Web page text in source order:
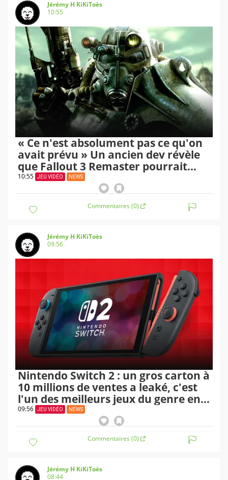
Jérémy H KiKiToès
10:55
« Ce n'est absolument pas ce qu'on
avait prévu » Un ancien dev révèle
que Fallout 3 Remaster pourrait
corriger l'un des plus grands regrets
de l'équipe
10:55 JEU VIDÉO NEWS
Commentaires (0)
Jérémy H KiKiToès
09:56
Nintendo Switch 2 : un gros carton à
10 millions de ventes a leaké, c'est
l'un des meilleurs jeux du genre en
ce moment
09:56 JEU VIDÉO NEWS
Commentaires (0)
Jérémy H KiKiToès
08:44